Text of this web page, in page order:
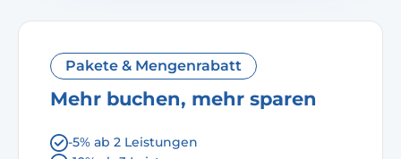
Pakete & Mengenrabatt
Mehr buchen, mehr sparen
-5% ab 2 Leistungen